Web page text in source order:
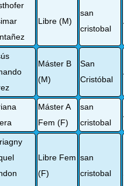
Libre (M)
san
cristobal
Máster B
(M)
San
Cristóbal
Máster A
Fem (F)
san
cristobal
Libre Fem
(F)
san
cristobal